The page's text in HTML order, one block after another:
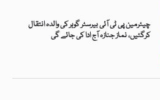
چیئرمین پی ٹی آئی بیرسٹر گوہر کی والدہ انتقال
کرگئیں، نماز جنازہ آج ادا کی جائے گی